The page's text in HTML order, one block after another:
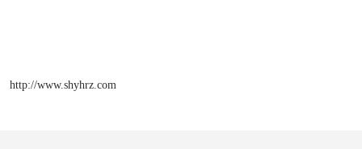
http://www.shyhrz.com